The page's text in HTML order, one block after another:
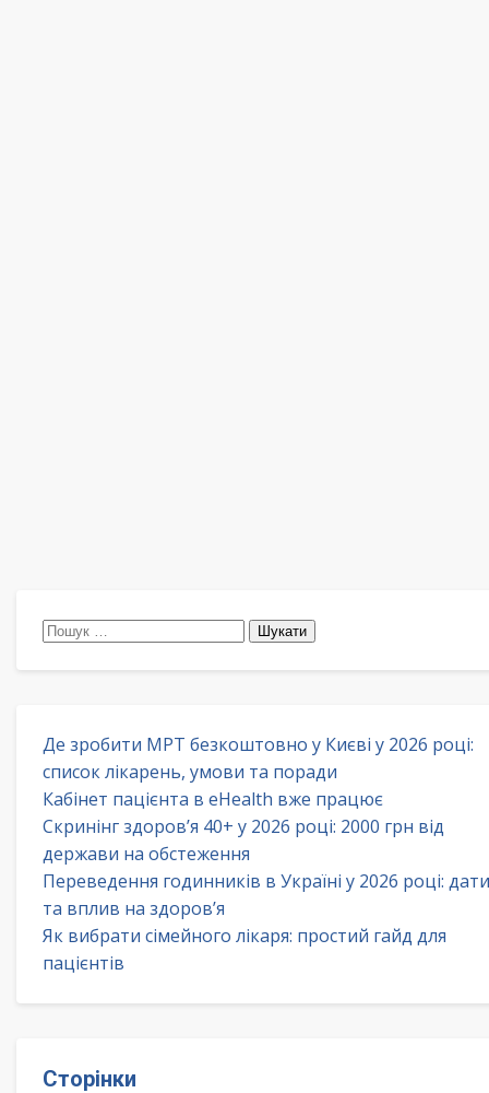
Пошук:
Де зробити МРТ безкоштовно у Києві у 2026 році:
список лікарень, умови та поради
Кабінет пацієнта в eHealth вже працює
Скринінг здоров’я 40+ у 2026 році: 2000 грн від
держави на обстеження
Переведення годинників в Україні у 2026 році: дати
та вплив на здоров’я
Як вибрати сімейного лікаря: простий гайд для
пацієнтів
Сторінки